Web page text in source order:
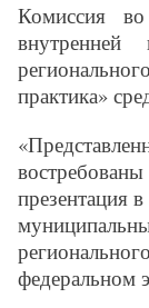
Комиссия
практика»
презентация
федеральном